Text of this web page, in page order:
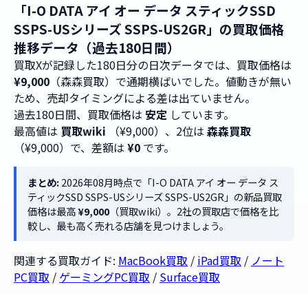
「I-O DATA アイ オー データ スティックSSD
SSPS-USシリーズ SSPS-US2GR」の買取価格
推移データ（過去180日間）
買取Xが記録した180日分の日次データでは、買取価格は
¥9,000 （森森買取）で通期横ばいでした。値動きが無い
ため、売却タイミングによる差は出ていません。
過去180日間、買取価格は 安定 しています。
最高値は 買取wiki （¥9,000）、2位は 森森買取
（¥9,000）で、差額は ¥0 です。
まとめ:2026年08月時点で「I-O DATA アイ オー データ ス
ティックSSD SSPS-USシリーズ SSPS-US2GR」の新品買取
価格は最高¥9,000（買取wiki）。2社の買取店で価格を比
較し、最も高く売れる店舗を見つけましょう。
関連する買取ガイド: MacBook買取 / iPad買取 / ノート
PC買取 / ゲーミングPC買取 / Surface買取